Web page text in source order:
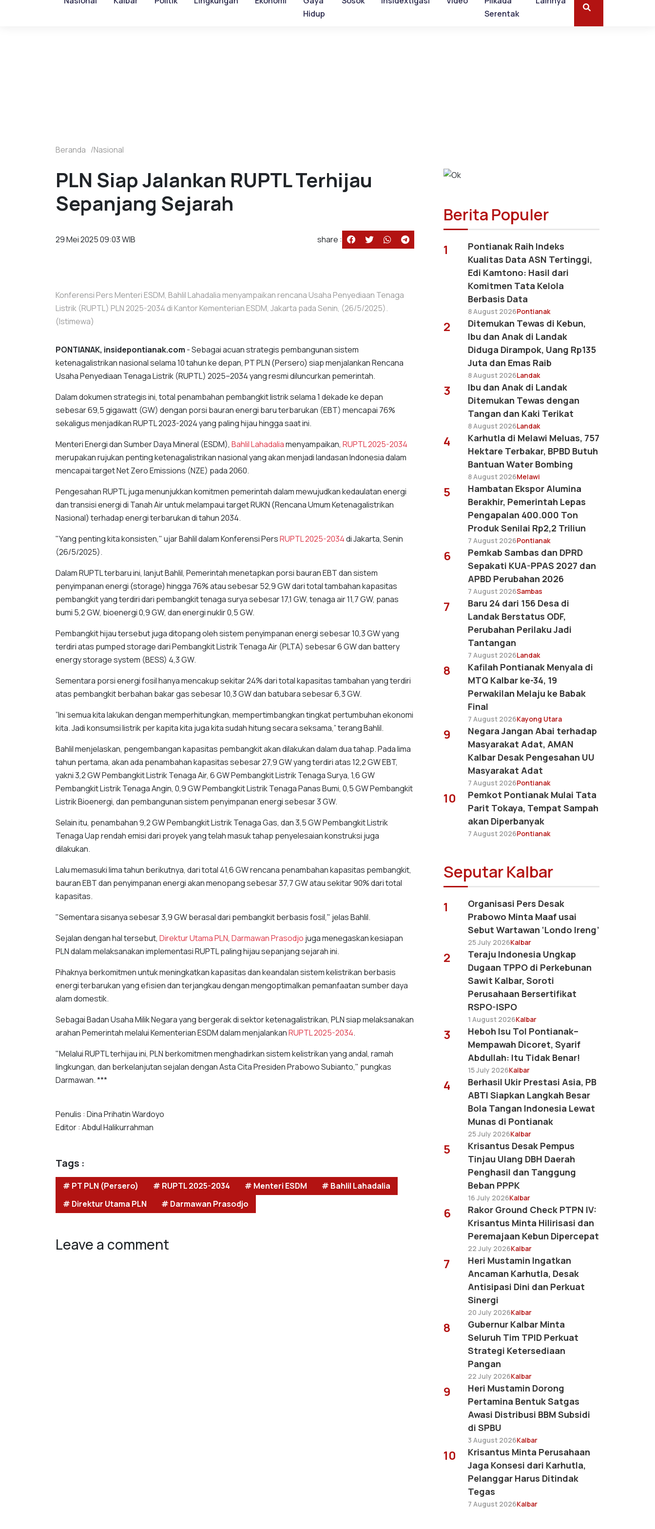
Hidup
Serentak
Beranda Nasional
PLN Siap Jalankan RUPTL Terhijau
Sepanjang Sejarah
29 Mei 2025 09:03 WIB share :
Konferensi Pers Menteri ESDM, Bahlil Lahadalia menyampaikan rencana Usaha Penyediaan Tenaga
Listrik (RUPTL) PLN 2025-2034 di Kantor Kementerian ESDM, Jakarta pada Senin, (26/5/2025).
(Istimewa)
PONTIANAK, insidepontianak.com - Sebagai acuan strategis pembangunan sistem
ketenagalistrikan nasional selama 10 tahun ke depan, PT PLN (Persero) siap menjalankan Rencana
Usaha Penyediaan Tenaga Listrik (RUPTL) 2025–2034 yang resmi diluncurkan pemerintah.
Dalam dokumen strategis ini, total penambahan pembangkit listrik selama 1 dekade ke depan
sebesar 69,5 gigawatt (GW) dengan porsi bauran energi baru terbarukan (EBT) mencapai 76%
sekaligus menjadikan RUPTL 2023-2024 yang paling hijau hingga saat ini.
Menteri Energi dan Sumber Daya Mineral (ESDM), Bahlil Lahadaliamenyampaikan, RUPTL 2025-2034
merupakan rujukan penting ketenagalistrikan nasional yang akan menjadi landasan Indonesia dalam
mencapai target Net Zero Emissions (NZE) pada 2060.
Pengesahan RUPTL juga menunjukkan komitmen pemerintah dalam mewujudkan kedaulatan energi
dan transisi energi di Tanah Air untuk melampaui target RUKN (Rencana Umum Ketenagalistrikan
Nasional) terhadap energi terbarukan di tahun 2034.
"Yang penting kita konsisten," ujar Bahlil dalam Konferensi PersRUPTL 2025-2034di Jakarta, Senin
(26/5/2025).
Dalam RUPTL terbaru ini, lanjut Bahlil, Pemerintah menetapkan porsi bauran EBT dan sistem
penyimpanan energi (storage) hingga 76% atau sebesar 52,9 GW dari total tambahan kapasitas
pembangkit yang terdiri dari pembangkit tenaga surya sebesar 17,1 GW, tenaga air 11,7 GW, panas
bumi 5,2 GW, bioenergi 0,9 GW, dan energi nuklir 0,5 GW.
Pembangkit hijau tersebut juga ditopang oleh sistem penyimpanan energi sebesar 10,3 GW yang
terdiri atas pumped storage dari Pembangkit Listrik Tenaga Air (PLTA) sebesar 6 GW dan battery
energy storage system (BESS) 4,3 GW.
Sementara porsi energi fosil hanya mencakup sekitar 24% dari total kapasitas tambahan yang terdiri
atas pembangkit berbahan bakar gas sebesar 10,3 GW dan batubara sebesar 6,3 GW.
”Ini semua kita lakukan dengan memperhitungkan, mempertimbangkan tingkat pertumbuhan ekonomi
kita. Jadi konsumsi listrik per kapita kita juga kita sudah hitung secara seksama,” terang Bahlil.
Bahlil menjelaskan, pengembangan kapasitas pembangkit akan dilakukan dalam dua tahap. Pada lima
tahun pertama, akan ada penambahan kapasitas sebesar 27,9 GW yang terdiri atas 12,2 GW EBT,
yakni 3,2 GW Pembangkit Listrik Tenaga Air, 6 GW Pembangkit Listrik Tenaga Surya, 1,6 GW
Pembangkit Listrik Tenaga Angin, 0,9 GW Pembangkit Listrik Tenaga Panas Bumi, 0,5 GW Pembangkit
Listrik Bioenergi, dan pembangunan sistem penyimpanan energi sebesar 3 GW.
Selain itu, penambahan 9,2 GW Pembangkit Listrik Tenaga Gas, dan 3,5 GW Pembangkit Listrik
Tenaga Uap rendah emisi dari proyek yang telah masuk tahap penyelesaian konstruksi juga
dilakukan.
Lalu memasuki lima tahun berikutnya, dari total 41,6 GW rencana penambahan kapasitas pembangkit,
bauran EBT dan penyimpanan energi akan menopang sebesar 37,7 GW atau sekitar 90% dari total
kapasitas.
"Sementara sisanya sebesar 3,9 GW berasal dari pembangkit berbasis fosil," jelas Bahlil.
Sejalan dengan hal tersebut, Direktur Utama PLN, Darmawan Prasodjo juga menegaskan kesiapan
PLN dalam melaksanakan implementasi RUPTL paling hijau sepanjang sejarah ini.
Pihaknya berkomitmen untuk meningkatkan kapasitas dan keandalan sistem kelistrikan berbasis
energi terbarukan yang efisien dan terjangkau dengan mengoptimalkan pemanfaatan sumber daya
alam domestik.
Sebagai Badan Usaha Milik Negara yang bergerak di sektor ketenagalistrikan, PLN siap melaksanakan
arahan Pemerintah melalui Kementerian ESDM dalam menjalankanRUPTL 2025-2034.
"Melalui RUPTL terhijau ini, PLN berkomitmen menghadirkan sistem kelistrikan yang andal, ramah
lingkungan, dan berkelanjutan sejalan dengan Asta Cita Presiden Prabowo Subianto," pungkas
Darmawan. ***
Penulis : Dina Prihatin Wardoyo
Editor : Abdul Halikurrahman
Tags :
# PT PLN (Persero) # RUPTL 2025-2034 # Menteri ESDM
# Bahlil Lahadalia
# Direktur Utama PLN
# Darmawan Prasodjo
Leave a comment
Berita Populer
1
Pontianak Raih Indeks
Kualitas Data ASN Tertinggi,
Edi Kamtono: Hasil dari
Komitmen Tata Kelola
Berbasis Data
8 August 2026Pontianak
2
Ditemukan Tewas di Kebun,
Ibu dan Anak di Landak
Diduga Dirampok, Uang Rp135
Juta dan Emas Raib
8 August 2026Landak
3
Ibu dan Anak di Landak
Ditemukan Tewas dengan
Tangan dan Kaki Terikat
8 August 2026Landak
4
Karhutla di Melawi Meluas, 757
Hektare Terbakar, BPBD Butuh
Bantuan Water Bombing
8 August 2026Melawi
5
Hambatan Ekspor Alumina
Berakhir, Pemerintah Lepas
Pengapalan 400.000 Ton
Produk Senilai Rp2,2 Triliun
7 August 2026Pontianak
6
Pemkab Sambas dan DPRD
Sepakati KUA-PPAS 2027 dan
APBD Perubahan 2026
7 August 2026Sambas
7
Baru 24 dari 156 Desa di
Landak Berstatus ODF,
Perubahan Perilaku Jadi
Tantangan
7 August 2026Landak
8
Kafilah Pontianak Menyala di
MTQ Kalbar ke-34, 19
Perwakilan Melaju ke Babak
Final
7 August 2026Kayong Utara
9
Negara Jangan Abai terhadap
Masyarakat Adat, AMAN
Kalbar Desak Pengesahan UU
Masyarakat Adat
7 August 2026Pontianak
10
Pemkot Pontianak Mulai Tata
Parit Tokaya, Tempat Sampah
akan Diperbanyak
7 August 2026Pontianak
Seputar Kalbar
1
Organisasi Pers Desak
Prabowo Minta Maaf usai
Sebut Wartawan ‘Londo Ireng’
25 July 2026Kalbar
2
Teraju Indonesia Ungkap
Dugaan TPPO di Perkebunan
Sawit Kalbar, Soroti
Perusahaan Bersertifikat
RSPO-ISPO
1 August 2026Kalbar
3
Heboh Isu Tol Pontianak–
Mempawah Dicoret, Syarif
Abdullah: Itu Tidak Benar!
15 July 2026Kalbar
4
Berhasil Ukir Prestasi Asia, PB
ABTI Siapkan Langkah Besar
Bola Tangan Indonesia Lewat
Munas di Pontianak
25 July 2026Kalbar
5
Krisantus Desak Pempus
Tinjau Ulang DBH Daerah
Penghasil dan Tanggung
Beban PPPK
16 July 2026Kalbar
6
Rakor Ground Check PTPN IV:
Krisantus Minta Hilirisasi dan
Peremajaan Kebun Dipercepat
22 July 2026Kalbar
7
Heri Mustamin Ingatkan
Ancaman Karhutla, Desak
Antisipasi Dini dan Perkuat
Sinergi
20 July 2026Kalbar
8
Gubernur Kalbar Minta
Seluruh Tim TPID Perkuat
Strategi Ketersediaan
Pangan
22 July 2026Kalbar
9
Heri Mustamin Dorong
Pertamina Bentuk Satgas
Awasi Distribusi BBM Subsidi
di SPBU
3 August 2026Kalbar
10
Krisantus Minta Perusahaan
Jaga Konsesi dari Karhutla,
Pelanggar Harus Ditindak
Tegas
7 August 2026Kalbar